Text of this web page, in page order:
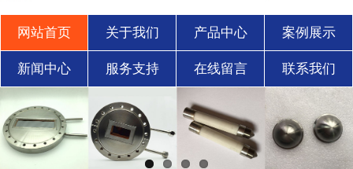
网站首页 关于我们 产品中心 案例展示
新闻中心 服务支持 在线留言 联系我们